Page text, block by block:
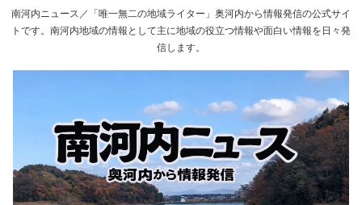
南河内ニュース／「唯一無二の地域ライター」奥河内から情報発信の公式サイ
トです。南河内地域の情報として主に地域の役立つ情報や面白い情報を日々発
信します。